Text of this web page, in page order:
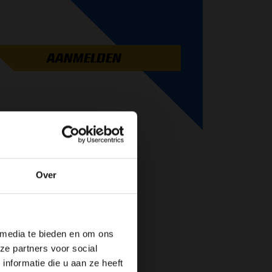
Over
te bieden en om ons
partners voor social
die u aan ze heeft
AANMELDEN